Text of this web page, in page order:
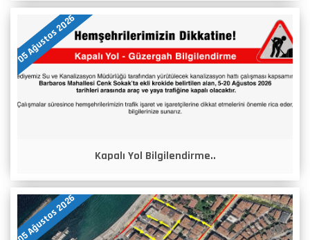
05 Ağustos 2026
Kapalı Yol Bilgilendirme..
05 Ağustos 2026